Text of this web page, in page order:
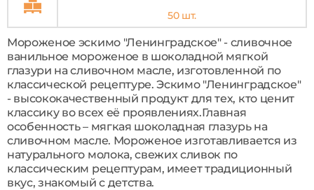
50 шт.
Мороженое эскимо "Ленинградское" - сливочное
ванильное мороженое в шоколадной мягкой
глазури на сливочном масле, изготовленной по
классической рецептуре. Эскимо "Ленинградское"
- высококачественный продукт для тех, кто ценит
классику во всех её проявлениях.Главная
особенность – мягкая шоколадная глазурь на
сливочном масле. Мороженое изготавливается из
натурального молока, свежих сливок по
классическим рецептурам, имеет традиционный
вкус, знакомый с детства.